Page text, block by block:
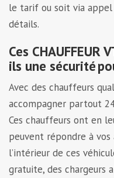
le tarif ou soit via appel
détails.
Ces CHAUFFEUR
ils une sécurité
Avec des chauffeurs
accompagner partout
Ces chauffeurs ont en
peuvent répondre à
l’intérieur de ces
gratuite, des chargeurs